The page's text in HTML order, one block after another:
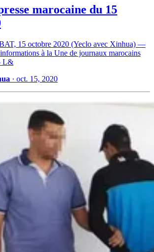
marocaine du 15
15 octobre 2020 (Yeclo avec Xinhua) —
à la Une de journaux marocains
L&
· oct. 15, 2020